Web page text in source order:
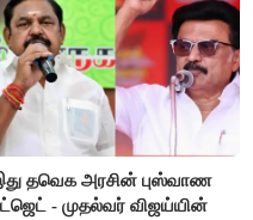
தவெக அரசின் புஸ்வாண
- முதல்வர் விஜய்யின்